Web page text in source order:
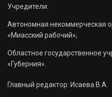
Учредители:
Автономная некоммерческая
«Миасский рабочий»;
Областное государственное
«Губерния».
Главный редактор: Исаева В.А.